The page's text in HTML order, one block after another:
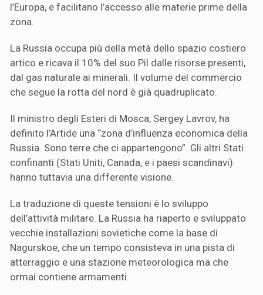
l’Europa, e facilitano l’accesso alle materie prime della
zona.
La Russia occupa più della metà dello spazio costiero
artico e ricava il 10% del suo Pil dalle risorse presenti,
dal gas naturale ai minerali. Il volume del commercio
che segue la rotta del nord è già quadruplicato.
Il ministro degli Esteri di Mosca, Sergey Lavrov, ha
definito l’Artide una “zona d’influenza economica della
Russia. Sono terre che ci appartengono”. Gli altri Stati
confinanti (Stati Uniti, Canada, e i paesi scandinavi)
hanno tuttavia una differente visione.
La traduzione di queste tensioni è lo sviluppo
dell’attività militare. La Russia ha riaperto e sviluppato
vecchie installazioni sovietiche come la base di
Nagurskoe, che un tempo consisteva in una pista di
atterraggio e una stazione meteorologica ma che
ormai contiene armamenti.